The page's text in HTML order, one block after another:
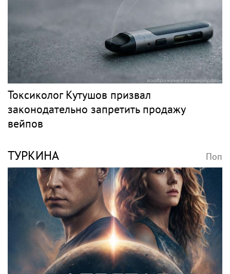
Токсиколог Кутушов призвал
законодательно запретить продажу
вейпов
ТУРКИНА Поп